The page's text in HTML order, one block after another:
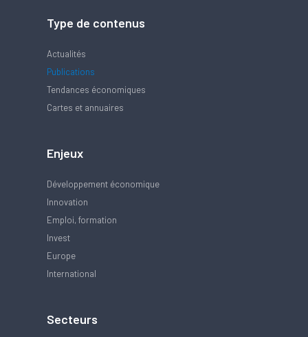
Type de contenus
Actualités
Publications
Tendances économiques
Cartes et annuaires
Enjeux
Développement économique
Innovation
Emploi, formation
Invest
Europe
International
Secteurs